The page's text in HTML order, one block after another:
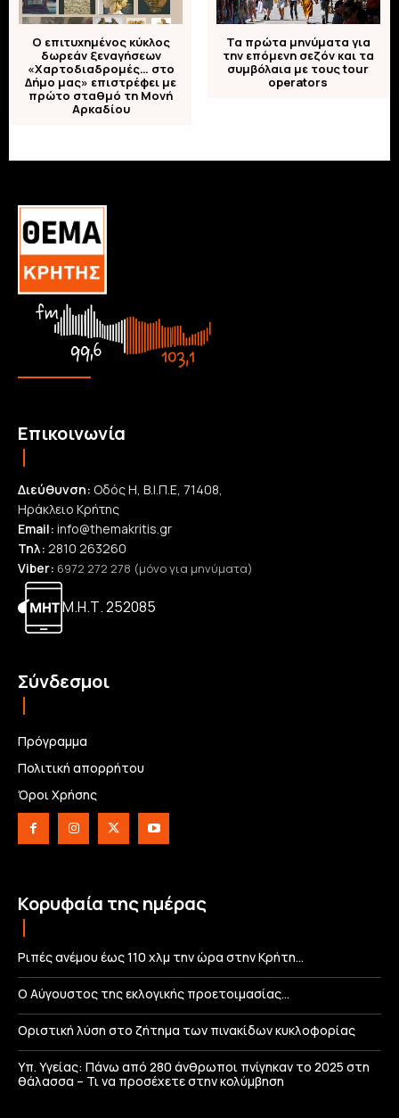
Ο επιτυχημένος κύκλος
δωρεάν ξεναγήσεων
«Χαρτοδιαδρομές… στο
Δήμο μας» επιστρέφει με
πρώτο σταθμό τη Μονή
Αρκαδίου
Τα πρώτα μηνύματα για
την επόμενη σεζόν και τα
συμβόλαια με τους tour
operators
Επικοινωνία
Διεύθυνση: Οδός Η, Β.Ι.Π.Ε, 71408,
Ηράκλειο Κρήτης
Email: info@themakritis.gr
Τηλ: 2810 263260
Viber: 6972 272 278 (μόνο για μηνύματα)
Μ.Η.Τ. 252085
Σύνδεσμοι
Πρόγραμμα
Πολιτική απορρήτου
Όροι Χρήσης
Κορυφαία της ημέρας
Ριπές ανέμου έως 110 χλμ την ώρα στην Κρήτη…
Ο Αύγουστος της εκλογικής προετοιμασίας…
Οριστική λύση στο ζήτημα των πινακίδων κυκλοφορίας
Υπ. Υγείας: Πάνω από 280 άνθρωποι πνίγηκαν το 2025 στη
θάλασσα – Τι να προσέχετε στην κολύμβηση